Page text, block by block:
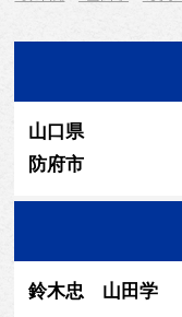
山口県
防府市
鈴木忠 山田学